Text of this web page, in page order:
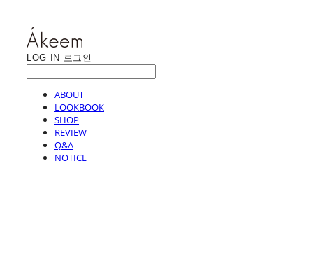
LOG IN 로그인
ABOUT
LOOKBOOK
SHOP
REVIEW
Q&A
NOTICE